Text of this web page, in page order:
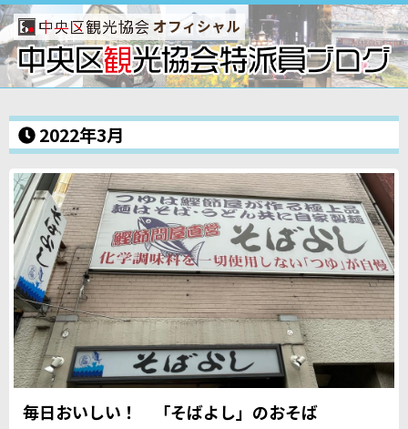
オフィシャル
2022年3月
毎日おいしい！ 「そばよし」のおそば